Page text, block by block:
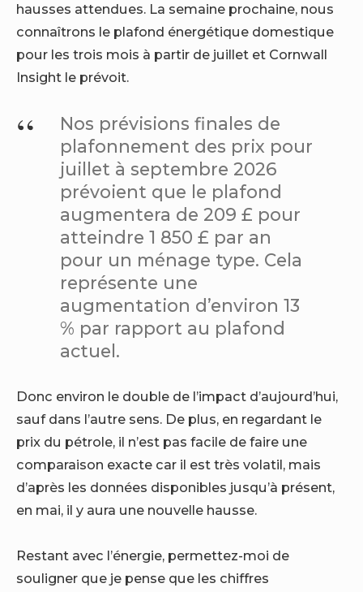
hausses attendues. La semaine prochaine, nous
connaîtrons le plafond énergétique domestique
pour les trois mois à partir de juillet et Cornwall
Insight le prévoit.
Nos prévisions finales de
plafonnement des prix pour
juillet à septembre 2026
prévoient que le plafond
augmentera de 209 £ pour
atteindre 1 850 £ par an
pour un ménage type. Cela
représente une
augmentation d’environ 13
% par rapport au plafond
actuel.
Donc environ le double de l’impact d’aujourd’hui,
sauf dans l’autre sens. De plus, en regardant le
prix du pétrole, il n’est pas facile de faire une
comparaison exacte car il est très volatil, mais
d’après les données disponibles jusqu’à présent,
en mai, il y aura une nouvelle hausse.
Restant avec l’énergie, permettez-moi de
souligner que je pense que les chiffres